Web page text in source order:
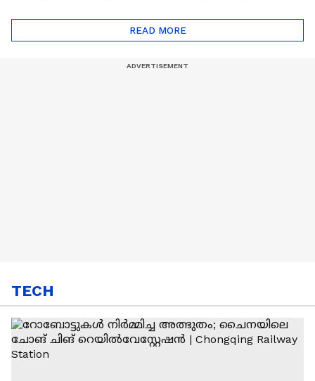
Eco Marathon 2025
READ MORE
TECH